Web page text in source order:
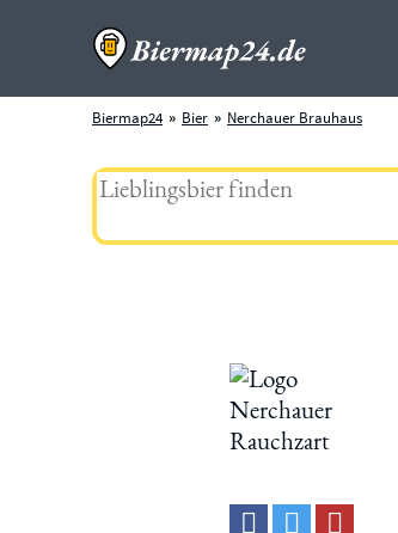
Biermap24 Bier Nerchauer Brauhaus